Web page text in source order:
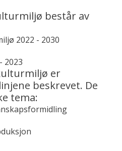
består av
2022 - 2030
2023
er
beskrevet. De
tema: